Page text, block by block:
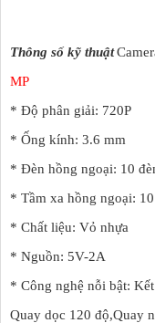
Thông số kỹ thuật
MP
* Độ phân giải: 720P
* Ống kính: 3.6 mm
* Đèn hồng ngoại: 10
* Tầm xa hồng ngoại:
* Chất liệu: Vỏ nhựa
* Nguồn: 5V-2A
* Công nghệ nỗi bật:
Quay dọc 120 độ,Quay